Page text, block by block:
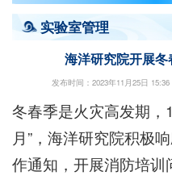
实验室管理
海洋研究院开展
发布时间：2023年11月25日
冬春季是火灾高发期，
月”，海洋研究院积极
作通知，开展消防培训